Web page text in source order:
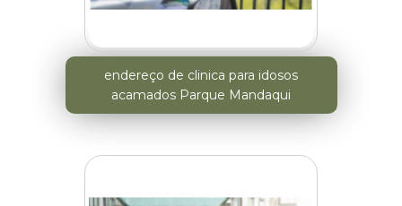
endereço de clinica para idosos
acamados Parque Mandaqui